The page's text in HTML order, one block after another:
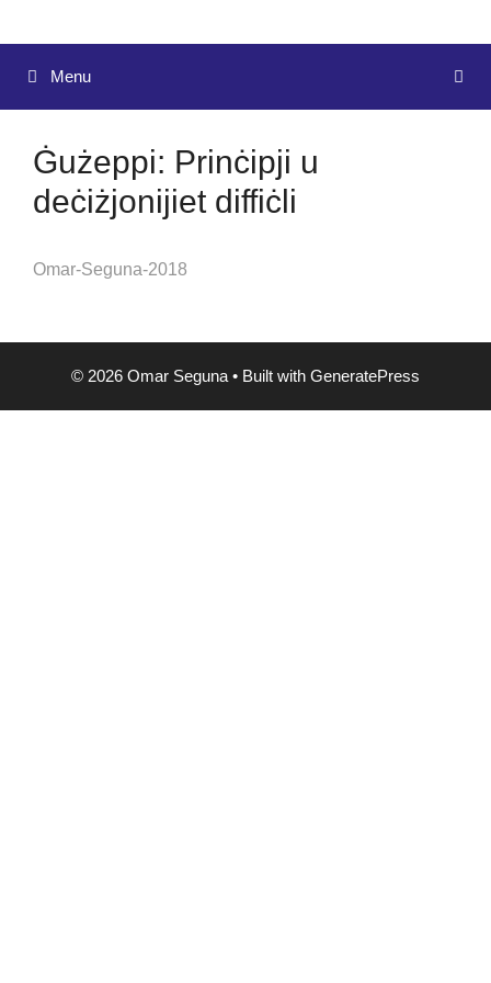
Menu
Ġużeppi: Prinċipji u
deċiżjonijiet diffiċli
Omar-Seguna-2018
© 2026 Omar Seguna • Built with GeneratePress